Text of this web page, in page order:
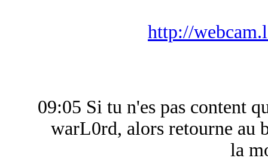
http://
09:05 Si tu n'es pas content
warL0rd, alors retourne au
la